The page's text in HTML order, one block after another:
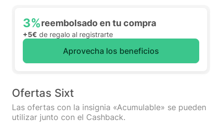
3%reembolsado en tu compra
+5€ de regalo al registrarte
Aprovecha los beneficios
Ofertas Sixt
Las ofertas con la insignia «Acumulable» se pueden
utilizar junto con el Cashback.